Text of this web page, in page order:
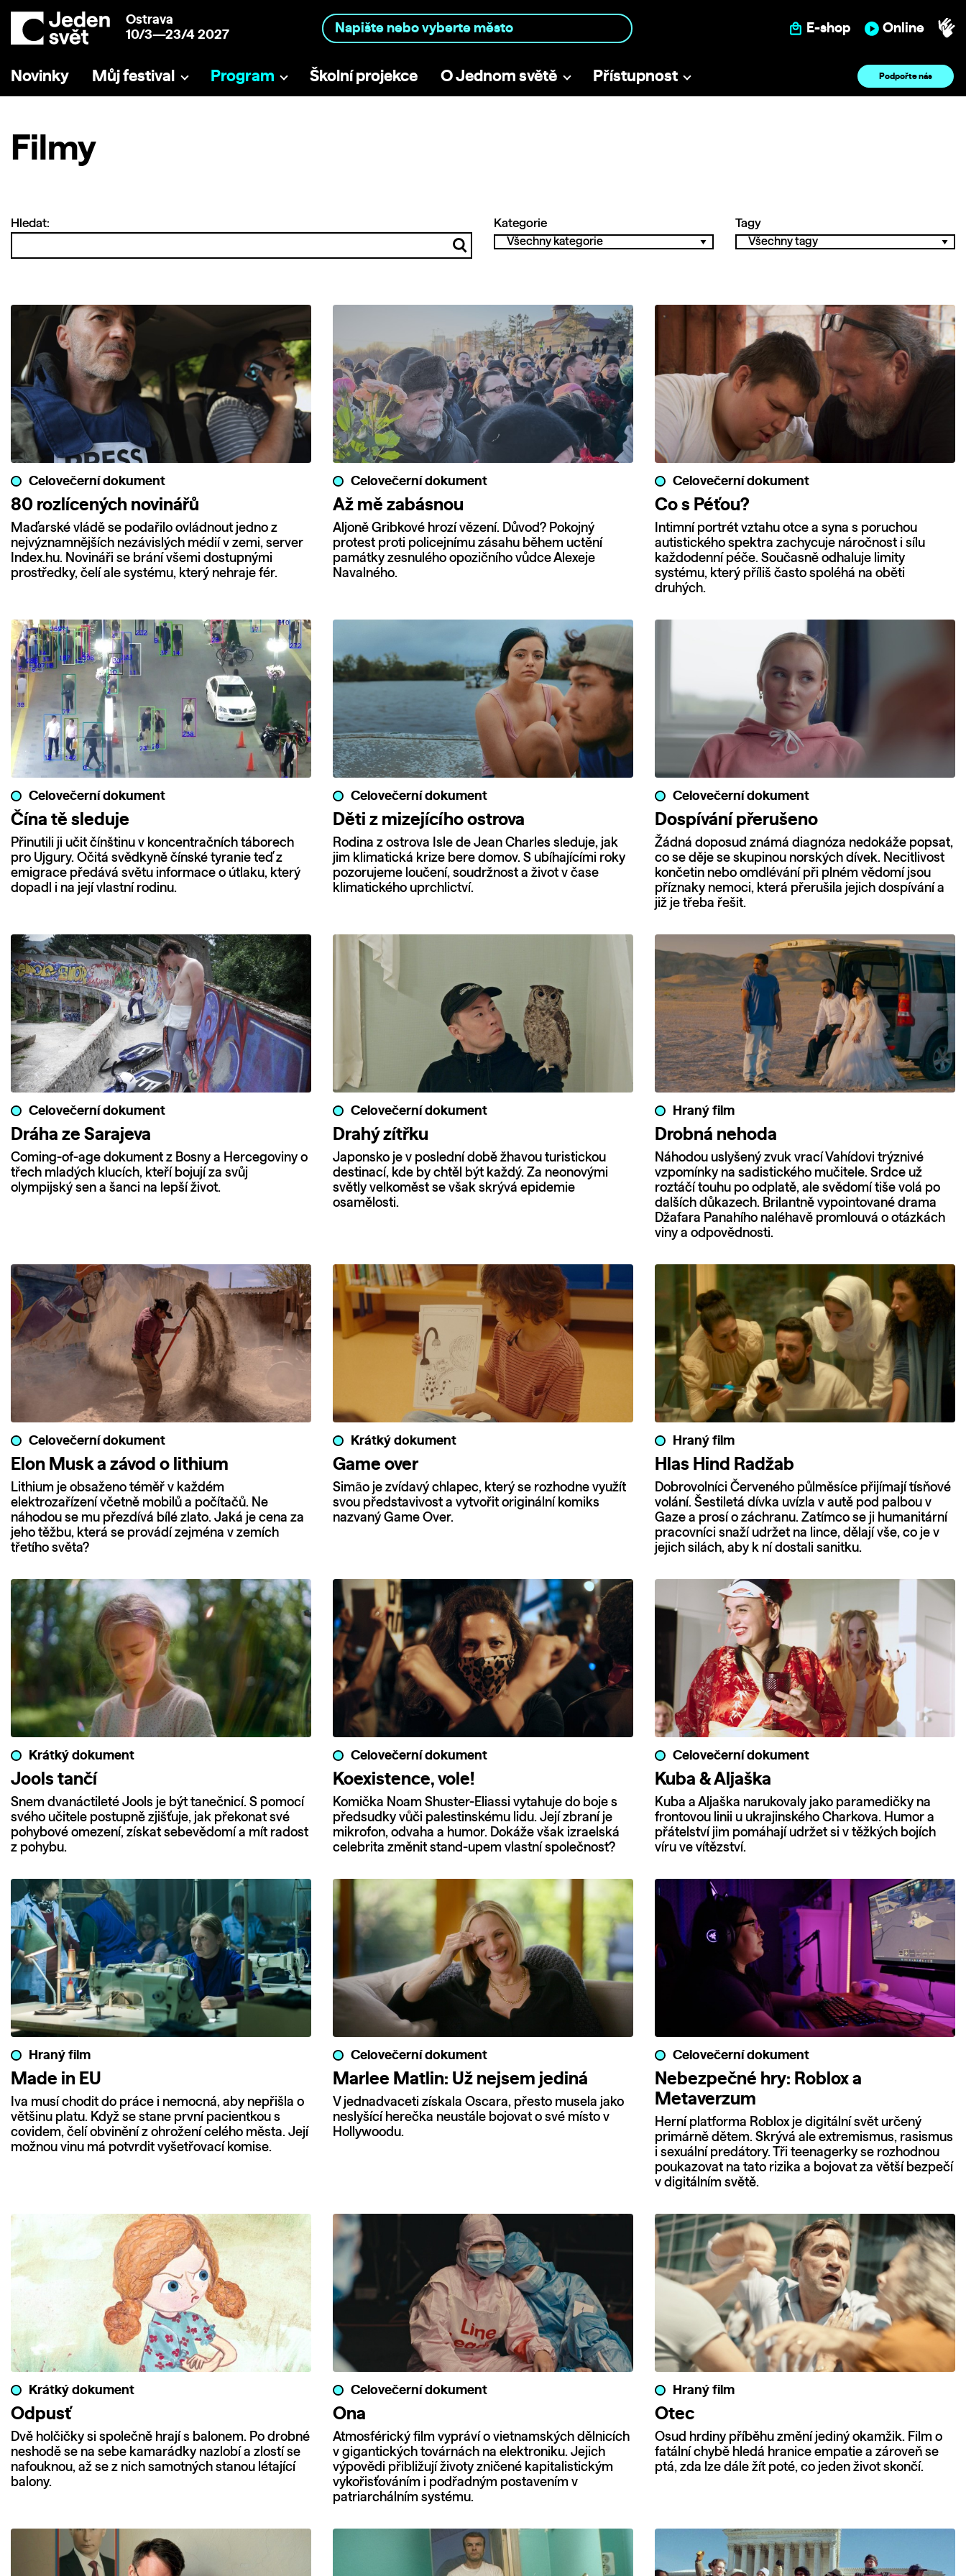
Ostrava
10/3—23/4 2027
E-shop Online
Novinky Můj festival Program Školní projekce O Jednom světě Přístupnost Podpořte nás
Filmy
Hledat: Kategorie Tagy
Celovečerní dokument
80 rozlícených novinářů
Maďarské vládě se podařilo ovládnout jedno z
nejvýznamnějších nezávislých médií v zemi, server
Index.hu. Novináři se brání všemi dostupnými
prostředky, čelí ale systému, který nehraje fér.
Celovečerní dokument
Až mě zabásnou
Aljoně Gribkové hrozí vězení. Důvod? Pokojný
protest proti policejnímu zásahu během uctění
památky zesnulého opozičního vůdce Alexeje
Navalného.
Celovečerní dokument
Co s Péťou?
Intimní portrét vztahu otce a syna s poruchou
autistického spektra zachycuje náročnost i sílu
každodenní péče. Současně odhaluje limity
systému, který příliš často spoléhá na oběti
druhých.
Celovečerní dokument
Čína tě sleduje
Přinutili ji učit čínštinu v koncentračních táborech
pro Ujgury. Očitá svědkyně čínské tyranie teď z
emigrace předává světu informace o útlaku, který
dopadl i na její vlastní rodinu.
Celovečerní dokument
Děti z mizejícího ostrova
Rodina z ostrova Isle de Jean Charles sleduje, jak
jim klimatická krize bere domov. S ubíhajícími roky
pozorujeme loučení, soudržnost a život v čase
klimatického uprchlictví.
Celovečerní dokument
Dospívání přerušeno
Žádná doposud známá diagnóza nedokáže popsat,
co se děje se skupinou norských dívek. Necitlivost
končetin nebo omdlévání při plném vědomí jsou
příznaky nemoci, která přerušila jejich dospívání a
již je třeba řešit.
Celovečerní dokument
Dráha ze Sarajeva
Coming-of-age dokument z Bosny a Hercegoviny o
třech mladých klucích, kteří bojují za svůj
olympijský sen a šanci na lepší život.
Celovečerní dokument
Drahý zítřku
Japonsko je v poslední době žhavou turistickou
destinací, kde by chtěl být každý. Za neonovými
světly velkoměst se však skrývá epidemie
osamělosti.
Hraný film
Drobná nehoda
Náhodou uslyšený zvuk vrací Vahídovi trýznivé
vzpomínky na sadistického mučitele. Srdce už
roztáčí touhu po odplatě, ale svědomí tiše volá po
dalších důkazech. Brilantně vypointované drama
Džafara Panahího naléhavě promlouvá o otázkách
viny a odpovědnosti.
Celovečerní dokument
Elon Musk a závod o lithium
Lithium je obsaženo téměř v každém
elektrozařízení včetně mobilů a počítačů. Ne
náhodou se mu přezdívá bílé zlato. Jaká je cena za
jeho těžbu, která se provádí zejména v zemích
třetího světa?
Krátký dokument
Game over
Simão je zvídavý chlapec, který se rozhodne využít
svou představivost a vytvořit originální komiks
nazvaný Game Over.
Hraný film
Hlas Hind Radžab
Dobrovolníci Červeného půlměsíce přijímají tísňové
volání. Šestiletá dívka uvízla v autě pod palbou v
Gaze a prosí o záchranu. Zatímco se ji humanitární
pracovníci snaží udržet na lince, dělají vše, co je v
jejich silách, aby k ní dostali sanitku.
Krátký dokument
Jools tančí
Snem dvanáctileté Jools je být tanečnicí. S pomocí
svého učitele postupně zjišťuje, jak překonat své
pohybové omezení, získat sebevědomí a mít radost
z pohybu.
Celovečerní dokument
Koexistence, vole!
Komička Noam Shuster-Eliassi vytahuje do boje s
předsudky vůči palestinskému lidu. Její zbraní je
mikrofon, odvaha a humor. Dokáže však izraelská
celebrita změnit stand-upem vlastní společnost?
Celovečerní dokument
Kuba & Aljaška
Kuba a Aljaška narukovaly jako paramedičky na
frontovou linii u ukrajinského Charkova. Humor a
přátelství jim pomáhají udržet si v těžkých bojích
víru ve vítězství.
Hraný film
Made in EU
Iva musí chodit do práce i nemocná, aby nepřišla o
většinu platu. Když se stane první pacientkou s
covidem, čelí obvinění z ohrožení celého města. Její
možnou vinu má potvrdit vyšetřovací komise.
Celovečerní dokument
Marlee Matlin: Už nejsem jediná
V jednadvaceti získala Oscara, přesto musela jako
neslyšící herečka neustále bojovat o své místo v
Hollywoodu.
Celovečerní dokument
Nebezpečné hry: Roblox a
Metaverzum
Herní platforma Roblox je digitální svět určený
primárně dětem. Skrývá ale extremismus, rasismus
i sexuální predátory. Tři teenagerky se rozhodnou
poukazovat na tato rizika a bojovat za větší bezpečí
v digitálním světě.
Krátký dokument
Odpusť
Dvě holčičky si společně hrají s balonem. Po drobné
neshodě se na sebe kamarádky nazlobí a zlostí se
nafouknou, až se z nich samotných stanou létající
balony.
Celovečerní dokument
Ona
Atmosférický film vypráví o vietnamských dělnicích
v gigantických továrnách na elektroniku. Jejich
výpovědi přibližují životy zničené kapitalistickým
vykořisťováním i podřadným postavením v
patriarchálním systému.
Hraný film
Otec
Osud hrdiny příběhu změní jediný okamžik. Film o
fatální chybě hledá hranice empatie a zároveň se
ptá, zda lze dále žít poté, co jeden život skončí.